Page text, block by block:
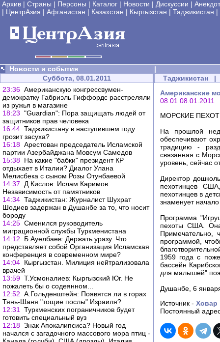
Архив | Страны | Персоны | Каталог | Новости | Дискуссии |
| ЦентрАзия | Афганистан | Казахстан | Кыргызстан | Таджикистан |
Новости и события
|
Суббота, 08.01.2011
23:36 Американскую конгрессвумен-
демократку Габриэль Гиффордс расстреляли
из ружья в магазине
18:23 "Guardian": Пора защищать людей от
защитников прав человека
16:44 Таджикистану в наступившем году
грозит засуха?
16:18 Арестован председатель Исламской
партии Азербайджана Мовсум Самедов
15:38 На какие "бабки" президент КР
отдыхает в Италии? Диалог Улана
Мелисбека с сыном Розы Отунбаевой
14:37
Д.Кислов: Ислам Каримов.
Независимость от памятников
14:34 Таджикистан: Журналист Шухрат
Шодиев задержан в Душанбе за то, что носит
бороду
14:25 Сменился руководитель
миграционной службы Туркменистана
14:12
Б.Ауелбаев: Держать уразу. Что
представляет собой Организация Исламская
конференция в современном мире?
14:04 Кыргызстан. Милиция нейтрализовала
врачей
13:59 Т.Усмоналиев: Кыргызский Юг. Не
пожалеть бы о содеянном...
12:52 А.Гольденштейн: Появятся ли в горах
Тянь-Шаня "тощие послы" Израиля?
12:31
Туркменских пограничников будет
готовить специальный вуз
12:18 Знак Апокалипсиса? Новый год
начался с загадочного массового мора птиц -
Таджикистан |
Американские
08:01 08.01.2011
МОРСКИЕ
На прошлой
обеспечивают
традицию -
связанная с
уровень, сейчас
Директор
пехотинцев
пехотинцев в
знаменует
Программа
пехоты США.
Примечательно,
программой,
1959 года с
бассейн
для малышей"
Душанбе, 6
Источник - Ховар
Постоянный